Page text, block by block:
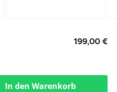
199,00 €
In den Warenkorb